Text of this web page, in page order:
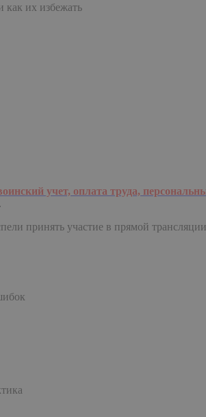
как их избежать
учет, оплата труда,
принять участие в прямой